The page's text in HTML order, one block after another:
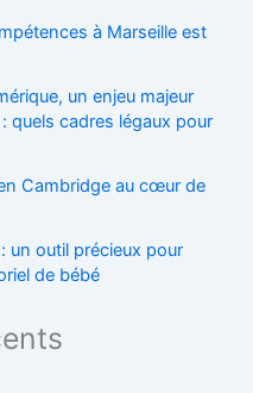
à Marseille est
un enjeu majeur
quels cadres légaux pour
Cambridge au cœur de
un outil précieux pour
de bébé